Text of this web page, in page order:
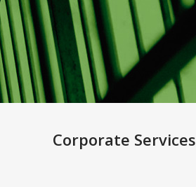
Corporate Services